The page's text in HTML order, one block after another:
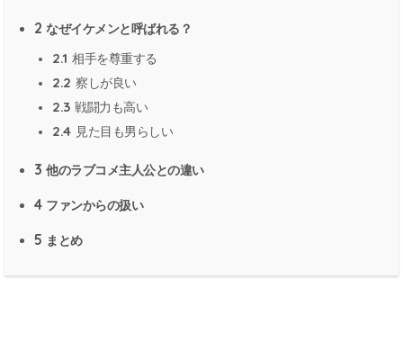
2 なぜイケメンと呼ばれる？
2.1 相手を尊重する
2.2 察しが良い
2.3 戦闘力も高い
2.4 見た目も男らしい
3 他のラブコメ主人公との違い
4 ファンからの扱い
5 まとめ